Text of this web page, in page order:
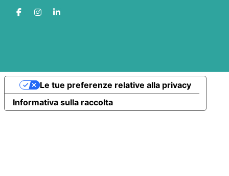
Informativa sulla raccolta
Le tue preferenze relative alla privacy